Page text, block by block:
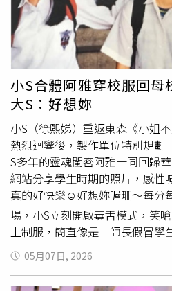
療與觀察。目擊者描述，爆炸
派翠克李（Patrick Lee）向媒體
被炸飛出船外，伴隨一團濃煙」
多名乘客在爆炸後嚴重燒傷，救
急。另1名目擊者里奧（Leo）
隻啟動過程中，並懷疑與燃氣洩
官方證實。他形容整起事件「是
故發生後，也有受害者的丈夫向
接到妻子的求救電話，對方在電
救我！我被燒傷了！船爆炸了！
身受多處二級燒傷。緊急救援行
從受損船體上救出傷者，也將部
員從水中救起，再轉移至救援船
美國海岸防衛隊（United
搜尋與安全管制。爆炸發生時
熱門觀光與水上活動地點，當時
濃煙竄升畫面也被民眾拍攝並上
小S合體阿雅穿校服回
大S：好想妳
小S（徐熙娣）重返東森《小姐
熱烈迴響後，製作單位特別規劃
S多年的靈魂閨密阿雅一同回歸
網站分享學生時期的照片，感性
真的好快樂☺️好想妳喔珊～每分
場，小S立刻開啟毒舌模式，笑
上制服，簡直像是「師長假冒學
期因為留著一頭極短髮，外型實
綽號叫「龍哥」。小S（右）、
05月07日, 2026